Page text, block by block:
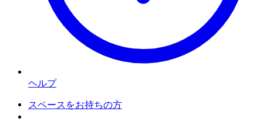
ヘルプ
スペースをお持ちの方